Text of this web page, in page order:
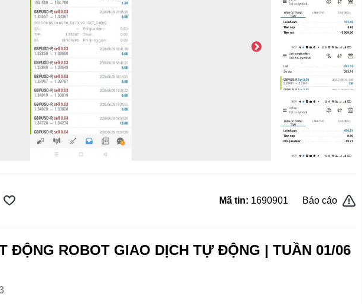
Mã tin: 1690901 Báo cáo
ĐỘNG ROBOT GIAO DỊCH TỰ ĐỘNG | TUẦN 01/06